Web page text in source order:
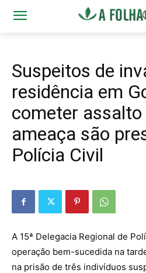
Suspeitos de
residência em
cometer
ameaça são
Polícia Civil
A 15ª Delegacia Regional de
operação bem-sucedida na
na prisão de três indivíduos